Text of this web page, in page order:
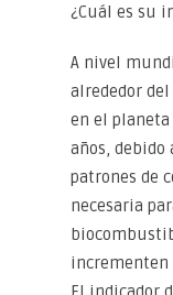
¿Cuál es su
A nivel
alrededor
en el planeta
años,
patrones de
necesaria
incrementen